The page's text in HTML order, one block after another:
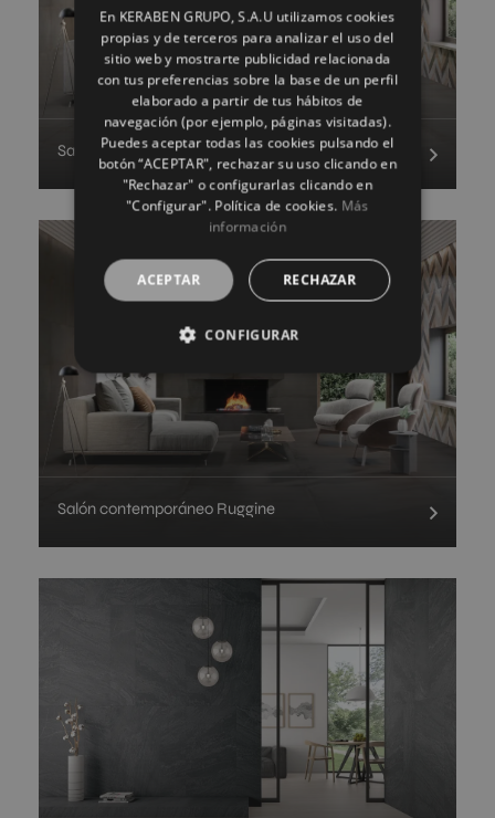
Salón contemporáneo Ruggine Titan
Salón contemporáneo Ruggine
ENGLISH
FRENCH
GERMAN
En KERABEN GRUPO, S.A.U utilizamos cookies
propias y de terceros para analizar el uso del
sitio web y mostrarte publicidad relacionada
con tus preferencias sobre la base de un perfil
elaborado a partir de tus hábitos de
navegación (por ejemplo, páginas visitadas).
Puedes aceptar todas las cookies pulsando el
botón “ACEPTAR", rechazar su uso clicando en
"Rechazar" o configurarlas clicando en
"Configurar". Política de cookies. Más
información
ACEPTAR RECHAZAR
CONFIGURAR